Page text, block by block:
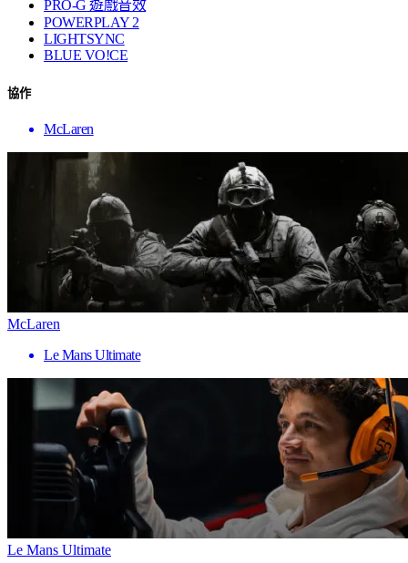
PRO-G 遊戲音效
POWERPLAY 2
LIGHTSYNC
BLUE VO!CE
協作
McLaren
McLaren
Le Mans Ultimate
Le Mans Ultimate